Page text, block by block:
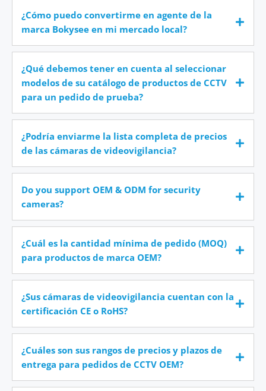
¿Cómo puedo convertirme en agente de la
marca Bokysee en mi mercado local?
¿Qué debemos tener en cuenta al seleccionar
modelos de su catálogo de productos de CCTV
para un pedido de prueba?
¿Podría enviarme la lista completa de precios
de las cámaras de videovigilancia?
Do you support OEM & ODM for security
cameras?
¿Cuál es la cantidad mínima de pedido (MOQ)
para productos de marca OEM?
¿Sus cámaras de videovigilancia cuentan con la
certificación CE o RoHS?
¿Cuáles son sus rangos de precios y plazos de
entrega para pedidos de CCTV OEM?